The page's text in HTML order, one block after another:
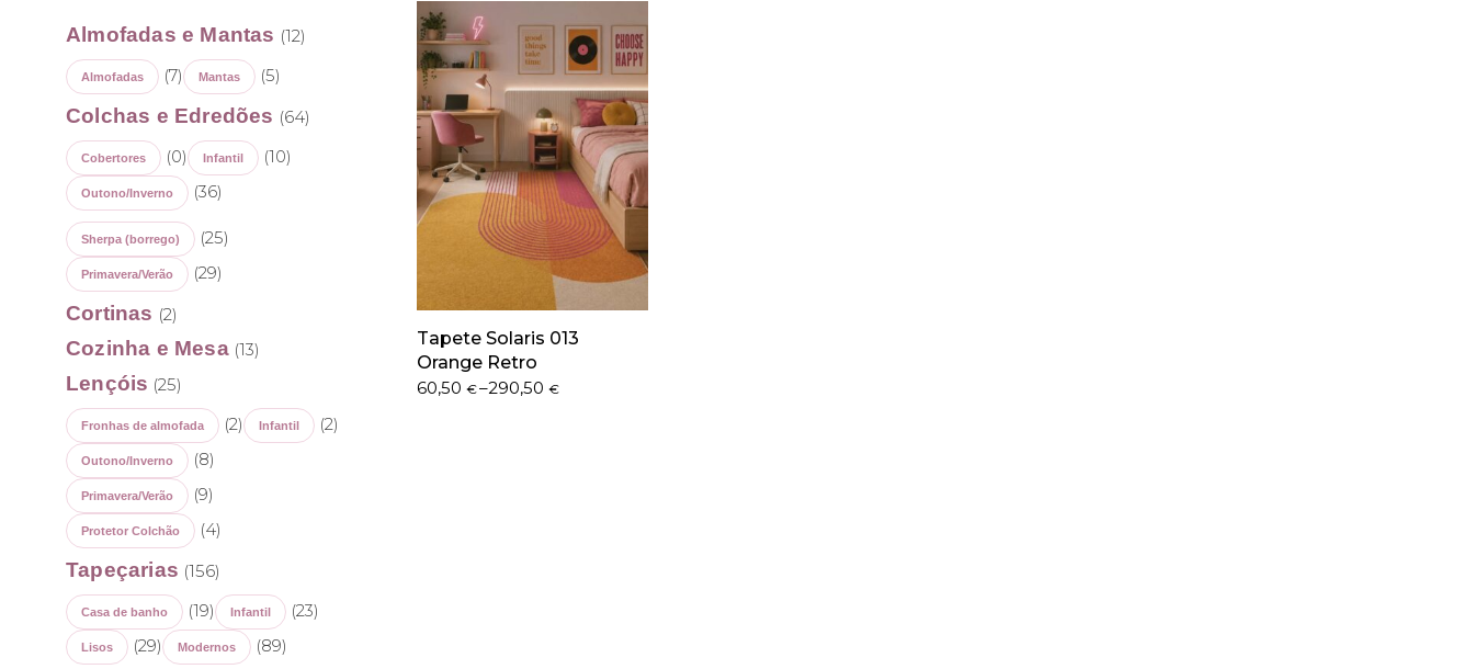
Tapete Solaris 013
Orange Retro
60,50 €–290,50€
Price
Almofadas e Mantas (12)
Almofadas (7) Mantas (5)
Colchas e Edredões (64)
Cobertores (0) Infantil (10)
Outono/Inverno (36)
Sherpa (borrego) (25)
Primavera/Verão (29)
Cortinas (2)
Cozinha e Mesa (13)
Lençóis (25)
Fronhas de almofada (2) Infantil (2)
Outono/Inverno (8)
Primavera/Verão (9)
Protetor Colchão (4)
Tapeçarias (156)
Casa de banho (19) Infantil (23)
Lisos (29) Modernos (89)